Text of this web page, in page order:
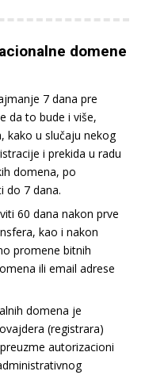
domene
7 dana pre
da to bude i više,
kako u slučaju nekog
i prekida u radu
domena, po
do 7 dana.
60 dana nakon prve
kao i nakon
promene bitnih
ili email adrese
domena je
(registrara)
autorizacioni